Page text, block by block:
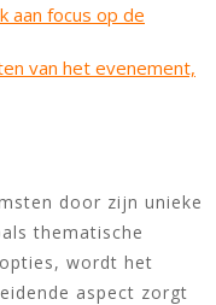
aan focus op de
van het evenement,
door zijn unieke
thematische
wordt het
aspect zorgt